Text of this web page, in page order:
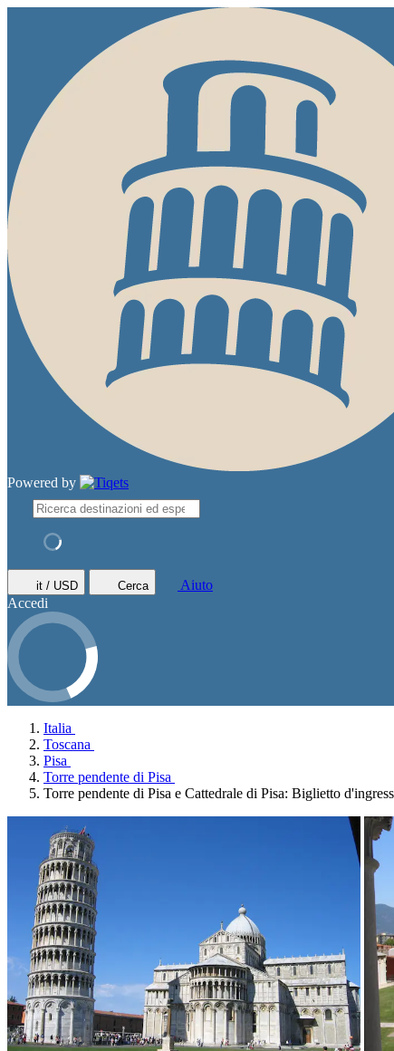
Powered by
it / USD Cerca
Aiuto
Accedi
Italia
Toscana
Pisa
Torre pendente di Pisa
Torre pendente di Pisa e Cattedrale di Pisa: Biglietto